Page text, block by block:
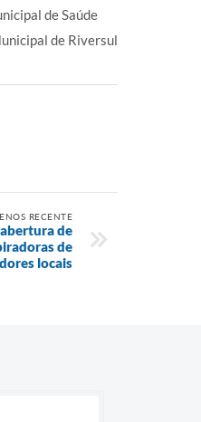
de Saúde
de Riversul
RECENTE
de
de
locais